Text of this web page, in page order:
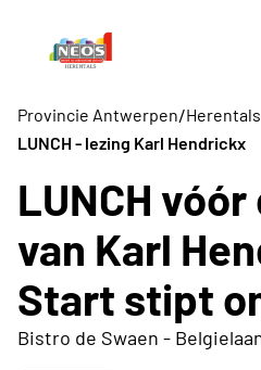
Provincie Antwerpen/Herentals
LUNCH - lezing Karl Hendrickx
LUNCH
van Karl
Start stipt
Bistro de Swaen -